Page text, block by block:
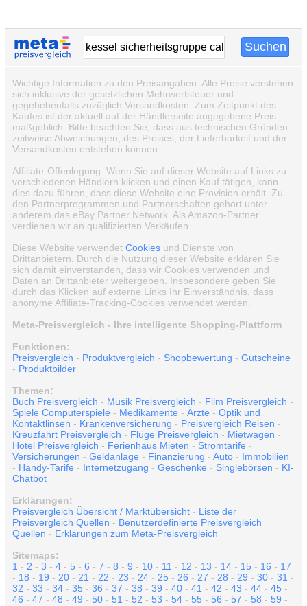
Wichtige Information zu den Preisangaben: Alle Preise verstehen
sich inklusive der gesetzlichen Mehrwertsteuer und
gegebebenfalls zuzüglich Versandkosten. Zum Zeitpunkt des
Kaufes ist der aktuell auf der Händlerseite angegebene Preis
maßgeblich. Bitte beachten Sie, dass aus technischen Gründen
zeitweise Abweichungen, des Preises, der Lieferbarkeit und der
Versandkosten entstehen können.
Affiliate-Offenlegung: Wenn Sie auf dieser Website auf Links zu
verschiedenen Händlern klicken und einen Kauf tätigen, kann
dies dazu führen, dass diese Website eine Provision erhält. Zu
den Partnerprogrammen und Partnerschaften gehört unter
anderem das eBay Partner Network. Als Amazon-Partner
verdienen wir an qualifizierten Verkäufen.
Diese Website verwendet Cookies und Dienste von
Drittanbietern. Durch die Nutzung dieser Website erklären Sie
sich damit einverstanden, dass wir Cookies verwenden und
Daten an Drittanbieter weitergeben. Insbesondere geben Sie
durch das Klicken auf externe Links Ihr Einverständnis, dass
anonyme Affiliate-Tracking-Cookies verwendet werden.
Meta-Preisvergleich - Ihre intelligente Shopping-Plattform
Funktionen:
Preisvergleich - Produktvergleich - Shopbewertung - Gutscheine
- Produktbilder
Themen:
Buch Preisvergleich - Musik Preisvergleich - Film Preisvergleich -
Spiele Computerspiele - Medikamente - Ärzte - Optik und
Kontaktlinsen - Krankenversicherung - Preisvergleich Reisen -
Kreuzfahrt Preisvergleich - Flüge Preisvergleich - Mietwagen -
Hotel Preisvergleich - Ferienhaus Mieten - Stromtarife -
Versicherungen - Geldanlage - Finanzierung - Auto - Immobilien
- Handy-Tarife - Internetzugang - Geschenke - Singlebörsen - KI-
Chatbot
Erklärungen:
Preisvergleich Übersicht / Marktübersicht - Liste der
Preisvergleich Quellen - Benutzerdefinierte Preisvergleich
Quellen - Erklärungen zum Meta-Preisvergleich
Sitemaps:
1 - 2 - 3 - 4 - 5 - 6 - 7 - 8 - 9 - 10 - 11 - 12 - 13 - 14 - 15 - 16 - 17
- 18 - 19 - 20 - 21 - 22 - 23 - 24 - 25 - 26 - 27 - 28 - 29 - 30 - 31 -
32 - 33 - 34 - 35 - 36 - 37 - 38 - 39 - 40 - 41 - 42 - 43 - 44 - 45 -
46 - 47 - 48 - 49 - 50 - 51 - 52 - 53 - 54 - 55 - 56 - 57 - 58 - 59 -